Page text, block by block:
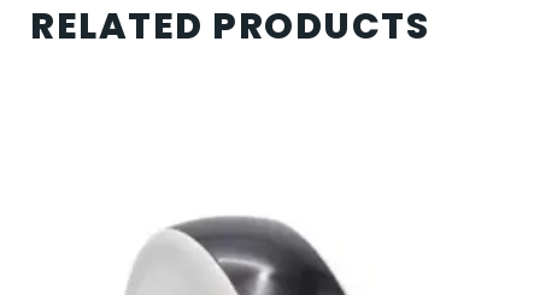
RELATED PRODUCTS